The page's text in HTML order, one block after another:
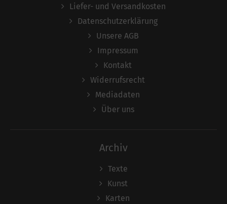
Liefer- und Versandkosten
Datenschutzerklärung
Unsere AGB
Impressum
Kontakt
Widerrufsrecht
Mediadaten
Über uns
Archiv
Texte
Kunst
Karten